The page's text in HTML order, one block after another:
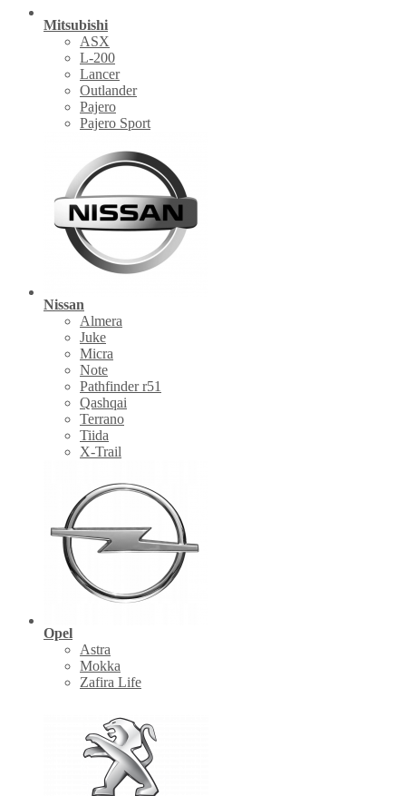
Mitsubishi
ASX
L-200
Lancer
Outlander
Pajero
Pajero Sport
Nissan
Almera
Juke
Micra
Note
Pathfinder r51
Qashqai
Terrano
Tiida
X-Trail
Opel
Astra
Mokka
Zafira Life